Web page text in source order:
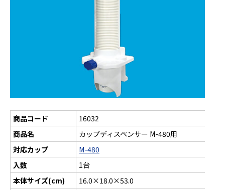
商品コード
16032
商品名
カップディスペンサー M-480用
対応カップ
M-480
入数
1台
本体サイズ(cm)
16.0×18.0×53.0